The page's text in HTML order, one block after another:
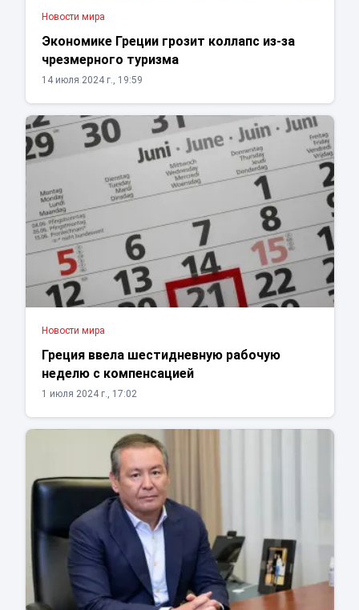
Новости мира
Экономике Греции грозит коллапс из-за
чрезмерного туризма
14 июля 2024 г., 19:59
Новости мира
Греция ввела шестидневную рабочую
неделю с компенсацией
1 июля 2024 г., 17:02